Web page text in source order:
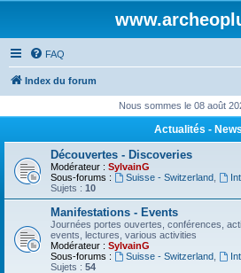
FAQ
Index du forum
Nous sommes le 08 août
Actualités - News
Découvertes - Discoveries
Modérateur : SylvainG
Sous-forums :
Suisse - Switzerland,
Sujets : 10
Manifestations - Events
Journées portes ouvertes, conférences,
events, lectures, various activities
Modérateur : SylvainG
Sous-forums :
Suisse - Switzerland,
Sujets : 54